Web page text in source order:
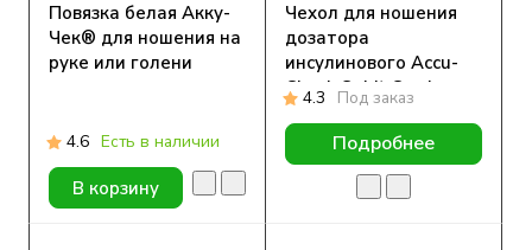
Повязка белая Акку-
Чек® для ношения на
руке или голени
4.6 Есть в наличии
В корзину
Чехол для ношения
дозатора
инсулинового Accu-
Check Spirit Combo на
ноге белый, S, M, L
4.3 Под заказ
Подробнее